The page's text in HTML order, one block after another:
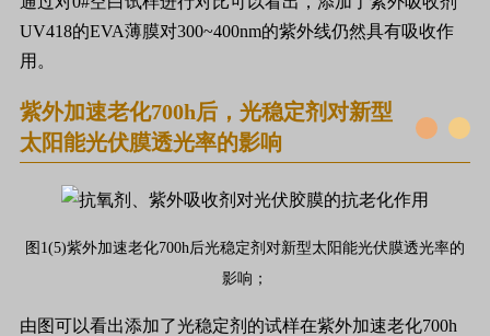
UV418的EVA薄膜对300~400nm的紫外线仍然具有吸收作
用。
紫外加速老化700h后，光稳定剂对新型
太阳能光伏膜透光率的影响
图1(5)紫外加速老化700h后光稳定剂对新型太阳能光伏膜透光率的
影响；
由图可以看出添加了光稳定剂的试样在紫外加速老化700h